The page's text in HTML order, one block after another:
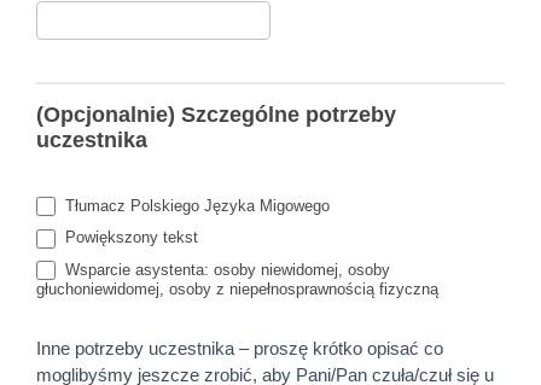
(Opcjonalnie) Szczególne potrzeby
uczestnika
Tłumacz Polskiego Języka Migowego
Powiększony tekst
Wsparcie asystenta: osoby niewidomej, osoby
głuchoniewidomej, osoby z niepełnosprawnością fizyczną
Inne potrzeby uczestnika – proszę krótko opisać co
moglibyśmy jeszcze zrobić, aby Pani/Pan czuła/czuł się u